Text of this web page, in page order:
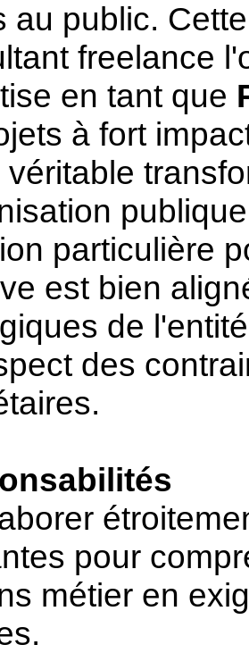
au public.
freelance
en tant que
à fort
véritable
particulière
est bien
de
des
pour
métier en